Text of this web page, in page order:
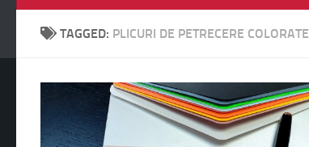
TAGGED: PLICURI DE PETRECERE COLORATE